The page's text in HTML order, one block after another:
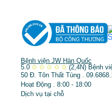
Bệnh viện JW Hàn Quốc
5.0 ✩ ✩ ✩ ✩ ✩ (2,4N) Bệnh
50 Đ. Tôn Thất Tùng .
Hoạt Động . 8:00 - 18:00
Dịch vụ tại chỗ